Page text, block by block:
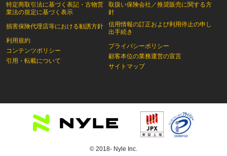
特定商取引法に基づく表記・古物営
業法の規定に基づく表示
損害保険代理店等における勧誘方針
利用規約
コンテンツポリシー
引用・転載について
取扱い保険会社／推奨販売に関する方
針
信用情報の訂正および利用停止の申し
出手続き
プライバシーポリシー
顧客本位の業務運営の宣言
サイトマップ
© 2018- Nyle Inc.